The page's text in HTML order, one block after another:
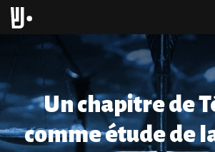
Un chapitre de
comme étude de